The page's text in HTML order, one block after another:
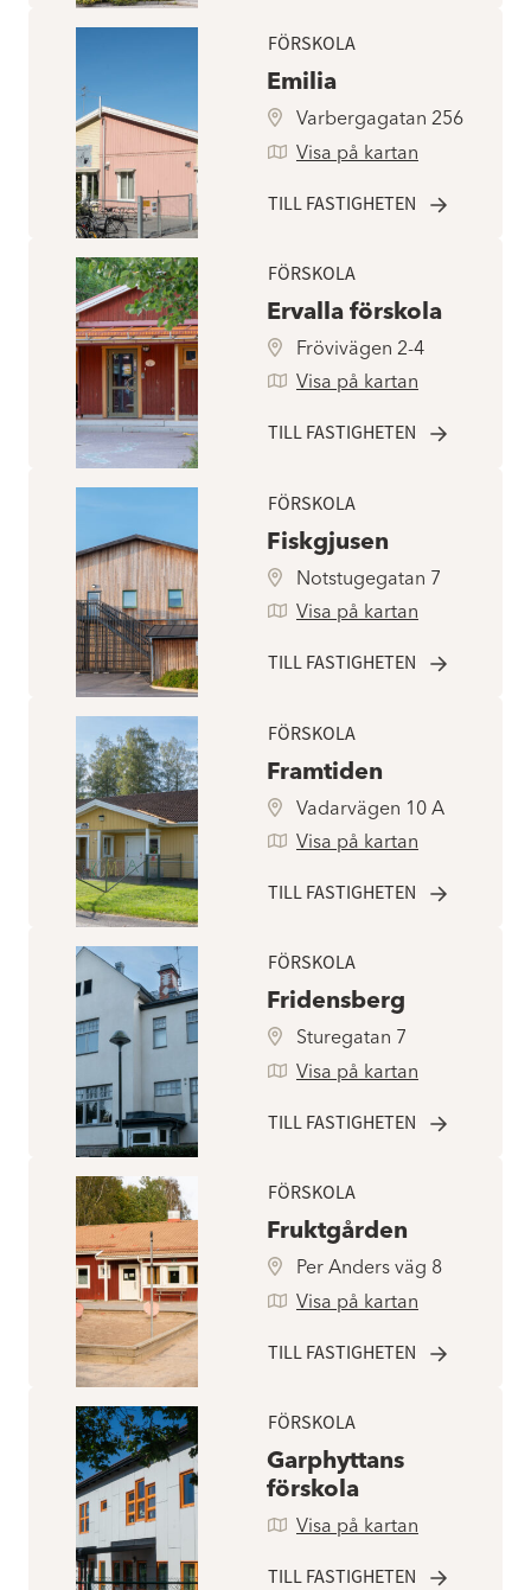
FÖRSKOLA
Emilia
Varbergagatan 256
Visa på kartan
TILL FASTIGHETEN
FÖRSKOLA
Ervalla förskola
Frövivägen 2-4
Visa på kartan
TILL FASTIGHETEN
FÖRSKOLA
Fiskgjusen
Notstugegatan 7
Visa på kartan
TILL FASTIGHETEN
FÖRSKOLA
Framtiden
Vadarvägen 10 A
Visa på kartan
TILL FASTIGHETEN
FÖRSKOLA
Fridensberg
Sturegatan 7
Visa på kartan
TILL FASTIGHETEN
FÖRSKOLA
Fruktgården
Per Anders väg 8
Visa på kartan
TILL FASTIGHETEN
FÖRSKOLA
Garphyttans
förskola
Visa på kartan
TILL FASTIGHETEN